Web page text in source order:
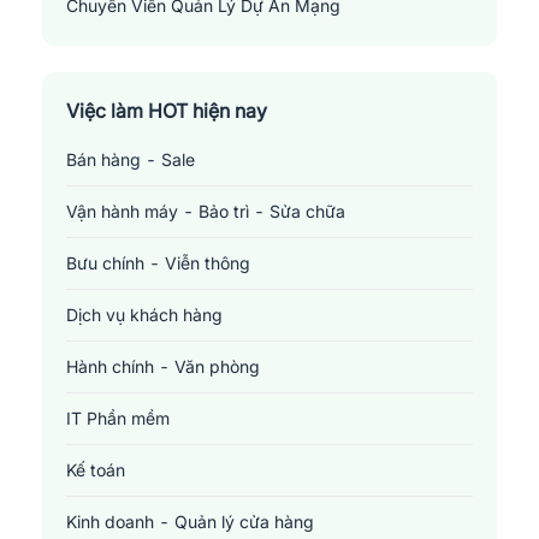
Chuyên Viên Quản Lý Dự Án Mạng
Việc làm HOT hiện nay
Bán hàng - Sale
Vận hành máy - Bảo trì - Sửa chữa
Bưu chính - Viễn thông
Dịch vụ khách hàng
Hành chính - Văn phòng
IT Phần mềm
Kế toán
Kinh doanh - Quản lý cửa hàng